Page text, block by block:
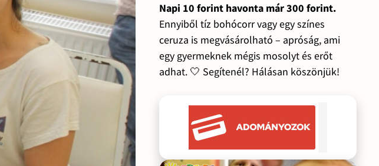
Napi 10 forint havonta már 300 forint.
Ennyiből tíz bohócorr vagy egy színes
ceruza is megvásárolható – apróság, ami
egy gyermeknek mégis mosolyt és erőt
adhat. 🤍 Segítenél? Hálásan köszönjük!